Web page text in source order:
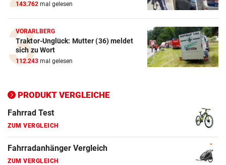
143.762 mal gelesen
VORARLBERG
Traktor-Unglück: Mutter (36) meldet
sich zu Wort
112.243 mal gelesen
PRODUKT VERGLEICHE
E-Bike Vergleich
ZUM VERGLEICH
Elektro-Scooter Vergleich
ZUM VERGLEICH
ZUM VERGLEICH
Fahrrad Test
ZUM VERGLEICH
Fahrradanhänger Vergleich
ZUM VERGLEICH